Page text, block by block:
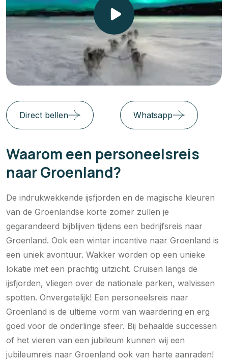
Direct bellen Whatsapp
Waarom een personeelsreis
naar Groenland?
De indrukwekkende ijsfjorden en de magische kleuren
van de Groenlandse korte zomer zullen je
gegarandeerd bijblijven tijdens een bedrijfsreis naar
Groenland. Ook een winter incentive naar Groenland is
een uniek avontuur. Wakker worden op een unieke
lokatie met een prachtig uitzicht. Cruisen langs de
ijsfjorden, vliegen over de nationale parken, walvissen
spotten. Onvergetelijk! Een personeelsreis naar
Groenland is de ultieme vorm van waardering en erg
goed voor de onderlinge sfeer. Bij behaalde successen
of het vieren van een jubileum kunnen wij een
jubileumreis naar Groenland ook van harte aanraden!